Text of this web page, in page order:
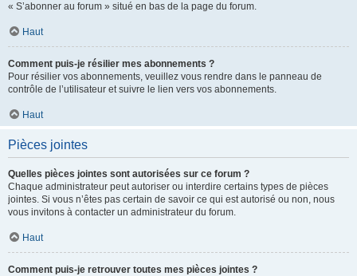
« S’abonner au forum » situé en bas de la page du forum.
Haut
Comment puis-je résilier mes abonnements ?
Pour résilier vos abonnements, veuillez vous rendre dans le panneau de
contrôle de l’utilisateur et suivre le lien vers vos abonnements.
Haut
Pièces jointes
Quelles pièces jointes sont autorisées sur ce forum ?
Chaque administrateur peut autoriser ou interdire certains types de pièces
jointes. Si vous n’êtes pas certain de savoir ce qui est autorisé ou non, nous
vous invitons à contacter un administrateur du forum.
Haut
Comment puis-je retrouver toutes mes pièces jointes ?